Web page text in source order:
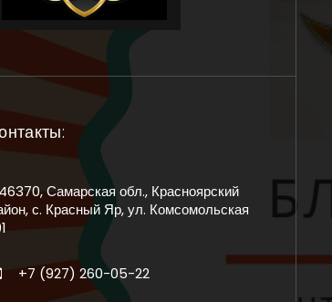
Самарская обл., Красноярский
с. Красный Яр, ул. Комсомольская
+7 (927) 260-05-22